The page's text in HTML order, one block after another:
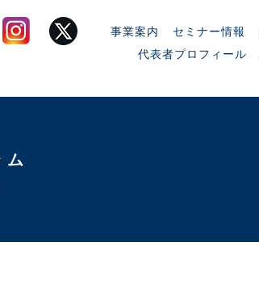
事業案内 セミナー情報
代表者プロフィール